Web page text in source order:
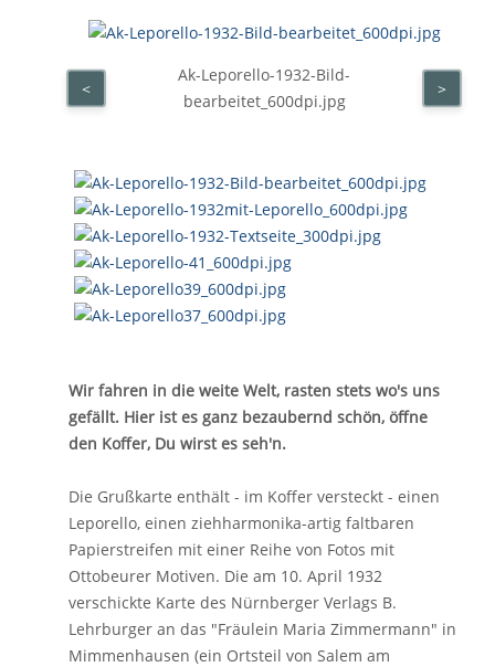
Ak-Leporello-1932-Bild-
bearbeitet_600dpi.jpg
< >
Wir fahren in die weite Welt, rasten stets wo's uns
gefällt. Hier ist es ganz bezaubernd schön, öffne
den Koffer, Du wirst es seh'n.
Die Grußkarte enthält - im Koffer versteckt - einen
Leporello, einen ziehharmonika-artig faltbaren
Papierstreifen mit einer Reihe von Fotos mit
Ottobeurer Motiven. Die am 10. April 1932
verschickte Karte des Nürnberger Verlags B.
Lehrburger an das "Fräulein Maria Zimmermann" in
Mimmenhausen (ein Ortsteil von Salem am